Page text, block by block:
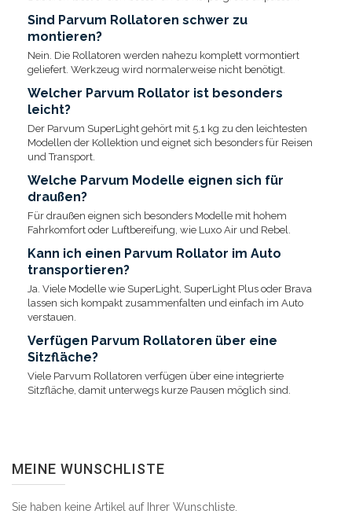
Sind Parvum Rollatoren schwer zu
montieren?
Nein. Die Rollatoren werden nahezu komplett vormontiert
geliefert. Werkzeug wird normalerweise nicht benötigt.
Welcher Parvum Rollator ist besonders
leicht?
Der Parvum SuperLight gehört mit 5,1 kg zu den leichtesten
Modellen der Kollektion und eignet sich besonders für Reisen
und Transport.
Welche Parvum Modelle eignen sich für
draußen?
Für draußen eignen sich besonders Modelle mit hohem
Fahrkomfort oder Luftbereifung, wie Luxo Air und Rebel.
Kann ich einen Parvum Rollator im Auto
transportieren?
Ja. Viele Modelle wie SuperLight, SuperLight Plus oder Brava
lassen sich kompakt zusammenfalten und einfach im Auto
verstauen.
Verfügen Parvum Rollatoren über eine
Sitzfläche?
Viele Parvum Rollatoren verfügen über eine integrierte
Sitzfläche, damit unterwegs kurze Pausen möglich sind.
MEINE WUNSCHLISTE
Sie haben keine Artikel auf Ihrer Wunschliste.